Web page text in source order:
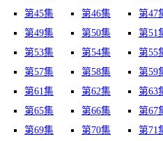
第45集
第46集 第47
第49集
第50集 第51
第53集
第54集 第55
第57集
第58集 第59
第61集
第62集 第63
第65集
第66集 第67
第69集
第70集 第71